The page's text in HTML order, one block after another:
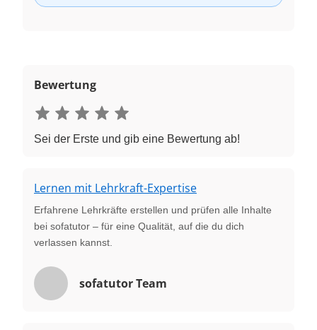
Bewertung
Sei der Erste und gib eine Bewertung ab!
Lernen mit Lehrkraft-Expertise
Erfahrene Lehrkräfte erstellen und prüfen alle Inhalte
bei sofatutor – für eine Qualität, auf die du dich
verlassen kannst.
sofatutor Team